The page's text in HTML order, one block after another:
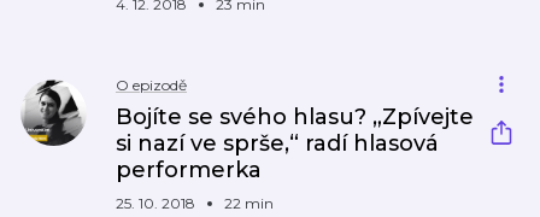
4. 12. 2018 23 min
O epizodě
Bojíte se svého hlasu? „Zpívejte
si nazí ve sprše,“ radí hlasová
performerka
25. 10. 2018 22 min